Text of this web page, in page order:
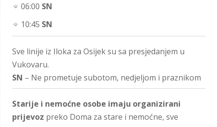
06:00 SN
10:45 SN
Sve linije iz Iloka za Osijek su sa presjedanjem u
Vukovaru.
SN – Ne prometuje subotom, nedjeljom i praznikom
Starije i nemoćne osobe imaju organizirani
prijevoz preko Doma za stare i nemoćne, sve